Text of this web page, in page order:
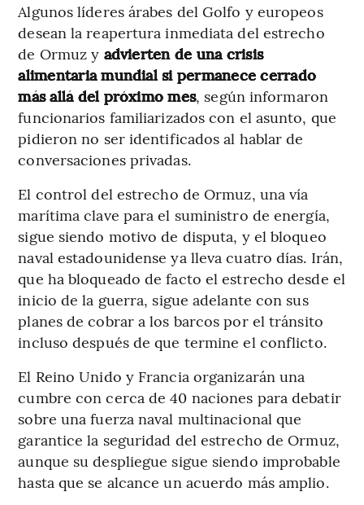
Algunos líderes árabes del Golfo y europeos
desean la reapertura inmediata del estrecho
de Ormuz y advierten de una crisis
alimentaria mundial si permanece cerrado
más allá del próximo mes, según informaron
funcionarios familiarizados con el asunto, que
pidieron no ser identificados al hablar de
conversaciones privadas.
El control del estrecho de Ormuz, una vía
marítima clave para el suministro de energía,
sigue siendo motivo de disputa, y el bloqueo
naval estadounidense ya lleva cuatro días. Irán,
que ha bloqueado de facto el estrecho desde el
inicio de la guerra, sigue adelante con sus
planes de cobrar a los barcos por el tránsito
incluso después de que termine el conflicto.
El Reino Unido y Francia organizarán una
cumbre con cerca de 40 naciones para debatir
sobre una fuerza naval multinacional que
garantice la seguridad del estrecho de Ormuz,
aunque su despliegue sigue siendo improbable
hasta que se alcance un acuerdo más amplio.